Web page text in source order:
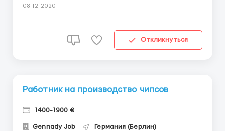
магазина. Мужчины, женщины, пары до 55 лет.
наклейками и стикерами) Зарплата: - 1600 - 1900 €/
08-12-2020
Откликнуться
Работник на производство чипсов
1400-1900 €
Gennady Job Германия (Берлин)